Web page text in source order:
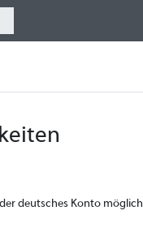
deutsches Konto möglich